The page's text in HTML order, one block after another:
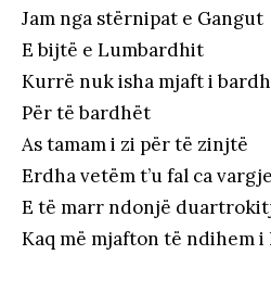
Jam nga stërnipat e Gangut
E bijtë e Lumbardhit
Kurrë nuk isha mjaft i
Për të bardhët
As tamam i zi për të zinjtë
Erdha vetëm t’u fal ca vargje
E të marr ndonjë
Kaq më mjafton të ndihem